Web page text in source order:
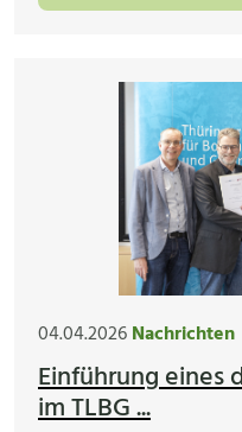
04.04.2026Nachrichten
Einführung eines
im TLBG ...